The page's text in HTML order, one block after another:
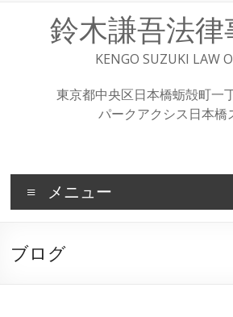
鈴木謙吾法律
KENGO SUZUKI LAW
東京都中央区日本橋蛎殻町一
パークアクシス日本橋
メニュー
ブログ